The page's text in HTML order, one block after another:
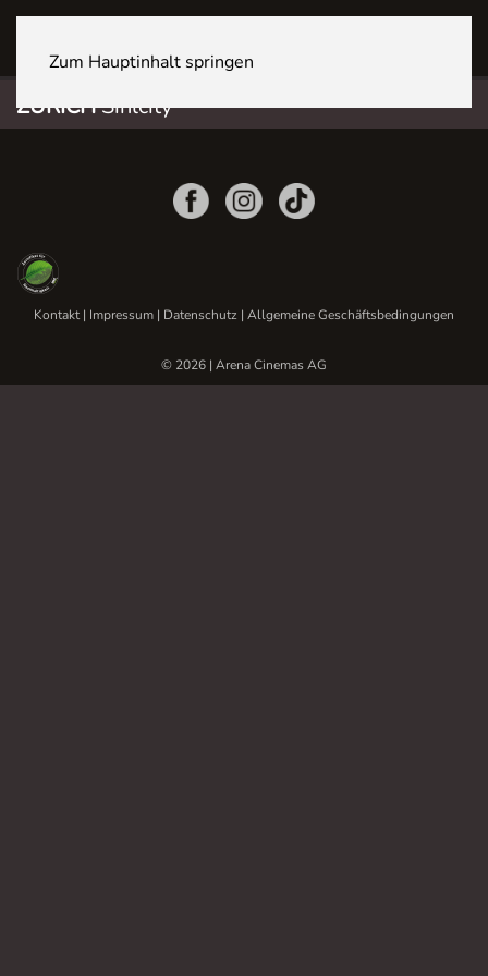
Zum Hauptinhalt springen
ZÜRICHSihlcity
Kontakt| Impressum | Datenschutz | Allgemeine Geschäftsbedingungen
© 2026 | Arena Cinemas AG